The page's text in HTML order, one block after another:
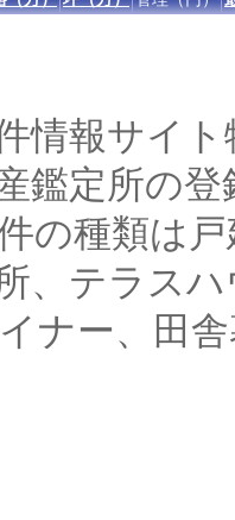
情報サイト
鑑定所の
の種類は
、テラス
ナー、田